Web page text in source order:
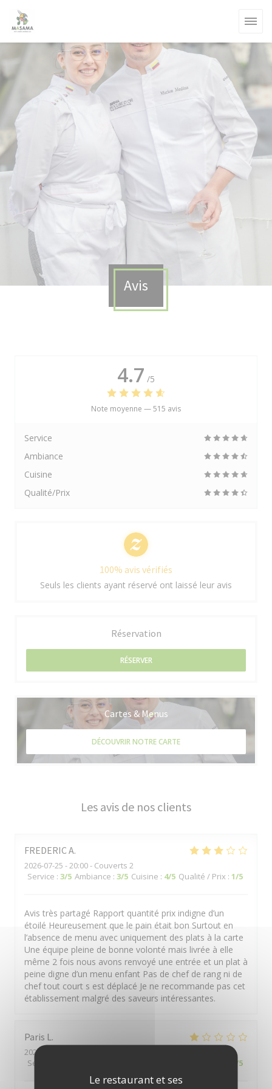
Le restaurant et ses
Avis
Les avis de nos clients
FREDERICA
2026-07-25 - 20:00 - Couverts 2
Service : 3/5 Ambiance : 3/5 Cuisine : 4/5 Qualité / Prix : 1/5
Avis très partagé Rapport quantité prix indigne d’un
étoilé Heureusement que le pain était bon Surtout en
l’absence de menu avec uniquement des plats à la carte
Une équipe pleine de bonne volonté mais livrée à elle
même 2 fois nous avons renvoyé une entrée et un plat à
peine digne d’un menu enfant Pas de chef de rang ni de
chef tout court s est déplacé Je ne recommande pas cet
établissement malgré des saveurs intéressantes.
Paris L
2026-07-24
Service
/5
4.7 /5
Note moyenne —515 avis
Service
Ambiance
Cuisine
Qualité/Prix
100% avis vérifiés
Seuls les clients ayant réservé ont laissé leur avis
Réservation
RÉSERVER
Cartes & Menus
DÉCOUVRIR NOTRE CARTE